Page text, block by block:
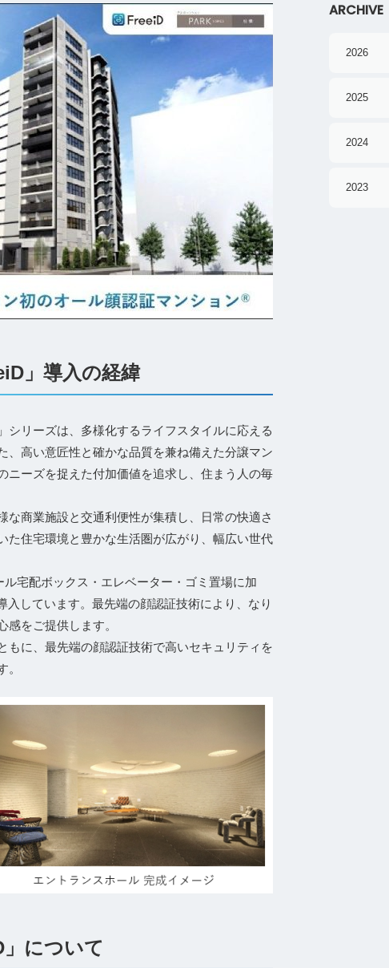
」導入の経緯
リーズは、多様化するライフスタイルに応える
、高い意匠性と確かな品質を兼ね備えた分譲マン
ニーズを捉えた付加価値を追求し、住まう人の毎
な商業施設と交通利便性が集積し、日常の快適さ
た住宅環境と豊かな生活圏が広がり、幅広い世代
宅配ボックス・エレベーター・ゴミ置場に加
しています。最先端の顔認証技術により、なり
をご提供します。
もに、最先端の顔認証技術で高いセキュリティを
。
について
ARCHIVE
2026
2025
2024
2023